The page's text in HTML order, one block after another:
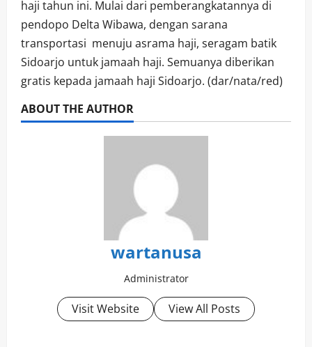
haji tahun ini. Mulai dari pemberangkatannya di
pendopo Delta Wibawa, dengan sarana
transportasi menuju asrama haji, seragam batik
Sidoarjo untuk jamaah haji. Semuanya diberikan
gratis kepada jamaah haji Sidoarjo. (dar/nata/red)
ABOUT THE AUTHOR
wartanusa
Administrator
Visit Website View All Posts